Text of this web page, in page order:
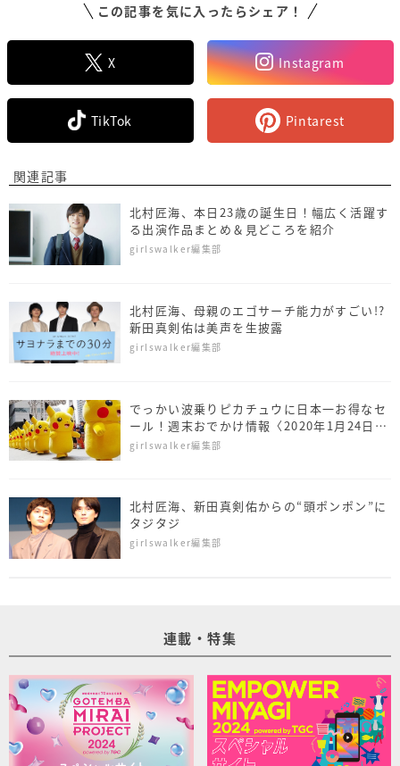
この記事を気に入ったらシェア！
X Instagram
TikTok Pintarest
関連記事
北村匠海、本日23歳の誕生日！幅広く活躍す
る出演作品まとめ＆見どころを紹介
girlswalker編集部
北村匠海、母親のエゴサーチ能力がすごい!?
新田真剣佑は美声を生披露
girlswalker編集部
でっかい波乗りピカチュウに日本一お得なセ
ール！週末おでかけ情報〈2020年1月24日～
26日〉
girlswalker編集部
北村匠海、新田真剣佑からの“頭ポンポン”に
タジタジ
girlswalker編集部
連載・特集